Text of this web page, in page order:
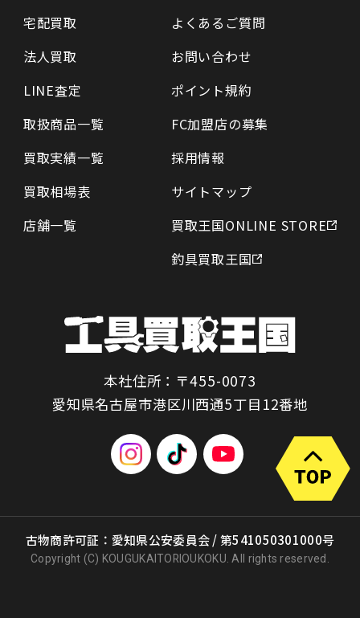
宅配買取
法人買取
LINE査定
取扱商品一覧
買取実績一覧
買取相場表
店舗一覧
よくあるご質問
お問い合わせ
ポイント規約
FC加盟店の募集
採用情報
サイトマップ
買取王国ONLINE STORE
釣具買取王国
本社住所：〒455-0073
愛知県名古屋市港区川西通5丁目12番地
古物商許可証：愛知県公安委員会 / 第541050301000号
Copyright (C) KOUGUKAITORIOUKOKU. All rights reserved.